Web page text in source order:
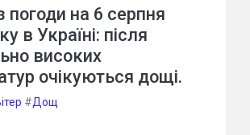
погоди на 6 серпня
в Україні: після
високих
очікуються дощі.
#Дощ